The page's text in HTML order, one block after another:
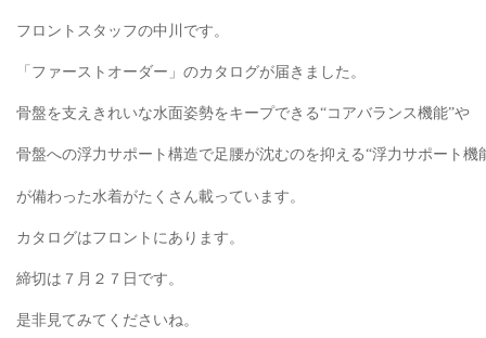
フロントスタッフの中川です。
「ファーストオーダー」のカタログが届きました。
骨盤を支えきれいな水面姿勢をキープできる“コアバランス機能”や
骨盤への浮力サポート構造で足腰が沈むのを抑える“浮力サポート機
が備わった水着がたくさん載っています。
カタログはフロントにあります。
締切は７月２７日です。
是非見てみてくださいね。